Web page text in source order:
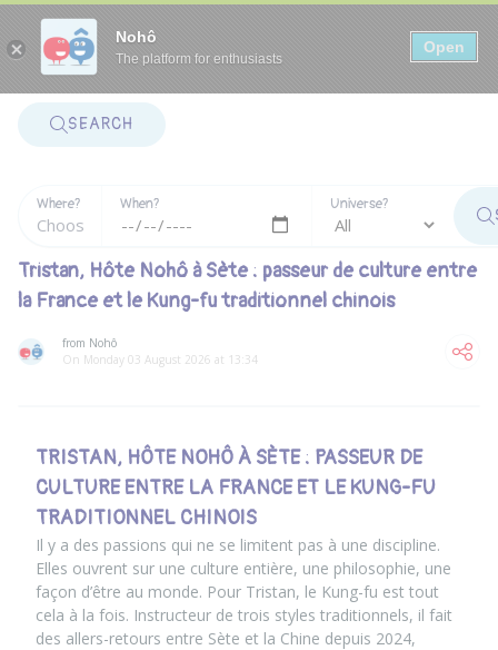
Nohô
The platform for enthusiasts
Open
SEARCH
Where? When? Universe?
Tristan, Hôte Nohô à Sète : passeur de culture entre
la France et le Kung-fu traditionnel chinois
from Nohô
On Monday 03 August 2026 at 13:34
TRISTAN, HÔTE NOHÔ À SÈTE : PASSEUR DE
CULTURE ENTRE LA FRANCE ET LE KUNG-FU
TRADITIONNEL CHINOIS
Il y a des passions qui ne se limitent pas à une discipline.
Elles ouvrent sur une culture entière, une philosophie, une
façon d’être au monde. Pour Tristan, le Kung-fu est tout
cela à la fois. Instructeur de trois styles traditionnels, il fait
des allers-retours entre Sète et la Chine depuis 2024,
Panneau de gestion des cookies